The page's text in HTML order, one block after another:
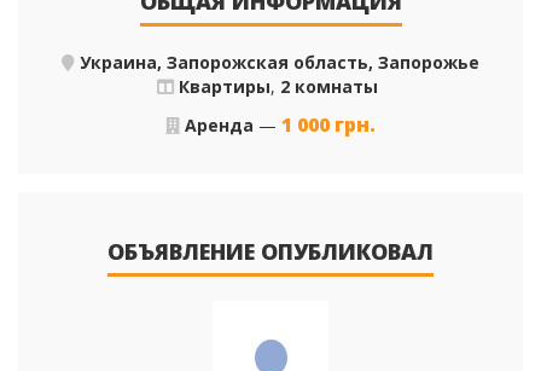
Украина, Запорожская область, Запорожье
Квартиры, 2 комнаты
Аренда — 1 000 грн.
ОБЪЯВЛЕНИЕ ОПУБЛИКОВАЛ